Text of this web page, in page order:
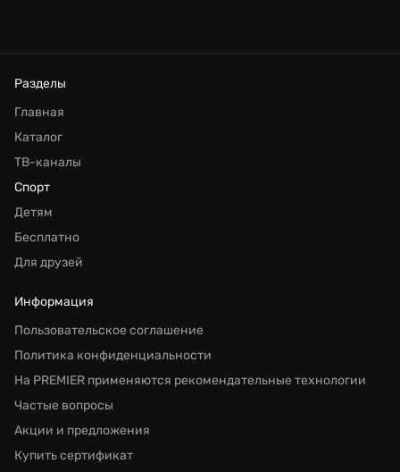
Разделы
Главная
Каталог
ТВ-каналы
Спорт
Детям
Бесплатно
Для друзей
Информация
Пользовательское соглашение
Политика конфиденциальности
На PREMIER применяются рекомендательные технологии
Частые вопросы
Акции и предложения
Купить сертификат